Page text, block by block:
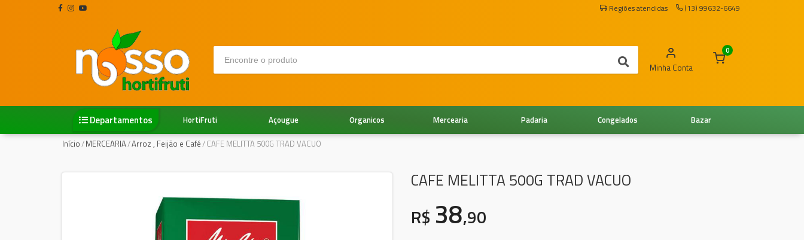
Regiões atendidas (13) 99632-6649
Minha Conta
0
Departamentos Bazar
Congelados
Padaria
Mercearia
Organicos
Açougue
HortiFruti
Início/MERCEARIA/Arroz , Feijão e Café/CAFE MELITTA 500G TRAD VACUO
CAFE MELITTA 500G TRAD VACUO
R$ 38,90